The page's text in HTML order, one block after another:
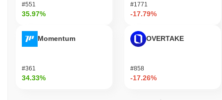
#551
35.97%
Momentum
#361
34.33%
#1771
-17.79%
OVERTAKE
#858
-17.26%